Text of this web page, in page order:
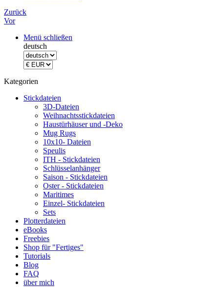
Zurück
Vor
Menü schließen
deutsch
Kategorien
Stickdateien
3D-Dateien
Weihnachtsstickdateien
Haustürhäuser und -Deko
Mug Rugs
10x10- Dateien
Speulis
ITH - Stickdateien
Schlüsselanhänger
Saison - Stickdateien
Oster - Stickdateien
Maritimes
Einzel- Stickdateien
Sets
Plotterdateien
eBooks
Freebies
Shop für "Fertiges"
Tutorials
Blog
FAQ
über mich